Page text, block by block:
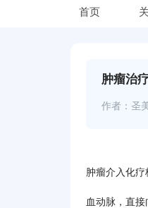
首页
肿瘤治
作者：圣
肿瘤介入化
血动脉，直